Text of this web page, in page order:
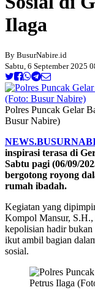
Ilaga
By BusurNabire.id
Sabtu, 6 September 2025
Polres Puncak Gelar
Busur Nabire)
inspirasi terasa di
Sabtu pagi (06/09/
bergotong royong
rumah ibadah.
Kegiatan yang
Kompol Mansur,
kepolisian hadir bukan
ikut ambil bagian
sosial.